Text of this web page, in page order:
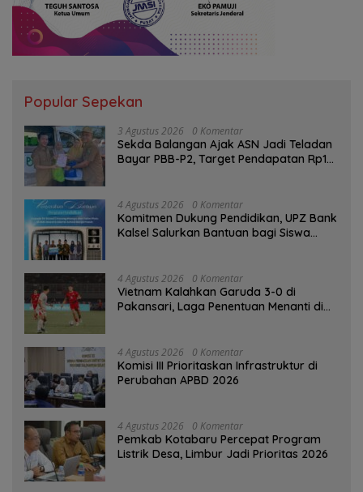
Popular Sepekan
3 Agustus 2026 0 Komentar
Sekda Balangan Ajak ASN Jadi Teladan
Bayar PBB-P2, Target Pendapatan Rp1
4 Agustus 2026 0 Komentar
Komitmen Dukung Pendidikan, UPZ Bank
Kalsel Salurkan Bantuan bagi Siswa
4 Agustus 2026 0 Komentar
Vietnam Kalahkan Garuda 3-0 di
Pakansari, Laga Penentuan Menanti di
4 Agustus 2026 0 Komentar
‎Komisi III Prioritaskan Infrastruktur di
Perubahan APBD 2026
4 Agustus 2026 0 Komentar
Pemkab Kotabaru Percepat Program
Listrik Desa, Limbur Jadi Prioritas 2026